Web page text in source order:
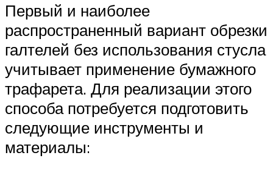
Первый и наиболее
распространенный вариант обрезки
галтелей без использования стусла
учитывает применение бумажного
трафарета. Для реализации этого
способа потребуется подготовить
следующие инструменты и
материалы: